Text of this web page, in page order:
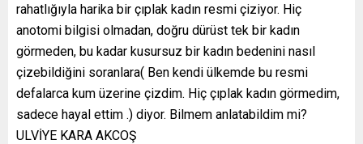
rahatlığıyla harika bir çıplak kadın resmi çiziyor. Hiç
anotomi bilgisi olmadan, doğru dürüst tek bir kadın
görmeden, bu kadar kusursuz bir kadın bedenini nasıl
çizebildiğini soranlara( Ben kendi ülkemde bu resmi
defalarca kum üzerine çizdim. Hiç çıplak kadın görmedim,
sadece hayal ettim .) diyor. Bilmem anlatabildim mi?
ULVİYE KARA AKCOŞ